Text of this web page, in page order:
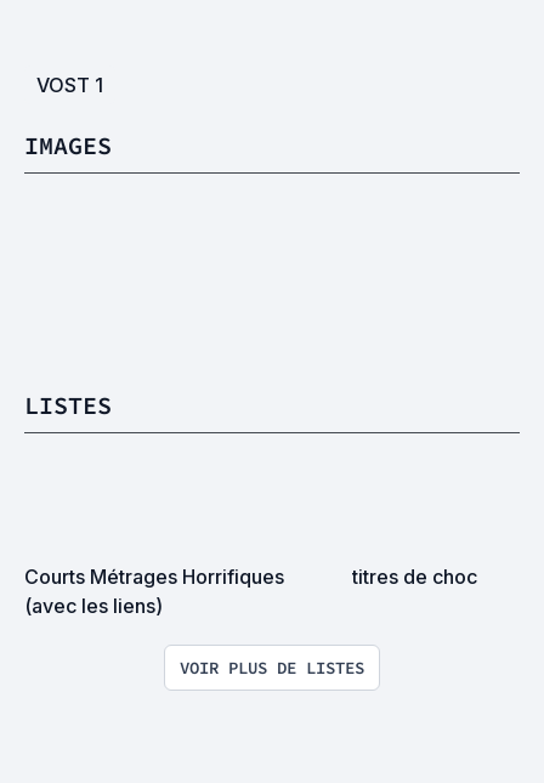
VOST 1
IMAGES
LISTES
Courts Métrages Horrifiques
(avec les liens)
titres de choc
VOIR PLUS DE LISTES